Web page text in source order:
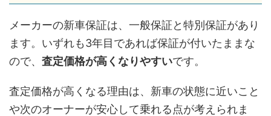
メーカーの新車保証は、一般保証と特別保証があり
ます。いずれも3年目であれば保証が付いたままな
ので、 査定価格が高くなりやすいです。
査定価格が高くなる理由は、新車の状態に近いこと
や次のオーナーが安心して乗れる点が考えられま